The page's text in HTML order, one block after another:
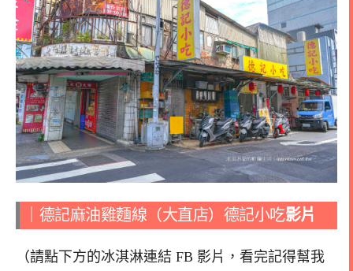
｜德記麻油雞麵線（大直店）德記小吃影片
（請點下方的冰淇淋連結 FB 影片，看完記得幫我